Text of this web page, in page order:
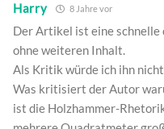
Harry 8 Jahre vor
Der Artikel ist eine
ohne weiteren Inhalt.
Als Kritik würde ich ihn
Was kritisiert der Autor
ist die Holzhammer-